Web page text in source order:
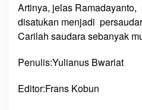
Artinya, jelas Ramadayanto,
disatukan menjadi
Carilah saudara sebanyak
Penulis:Yulianus Bwariat
Editor:Frans Kobun